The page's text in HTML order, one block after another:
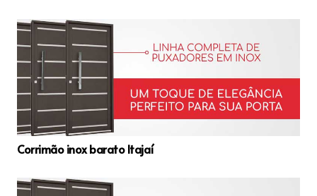
Corrimão inox barato Itajaí